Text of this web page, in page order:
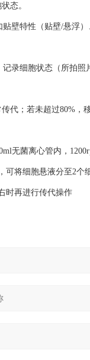
态。
壁特性（贴壁/悬浮
录细胞状态（所拍
代；若未超过80%
无菌离心管内，
可将细胞悬液分至2
时再进行传代操作